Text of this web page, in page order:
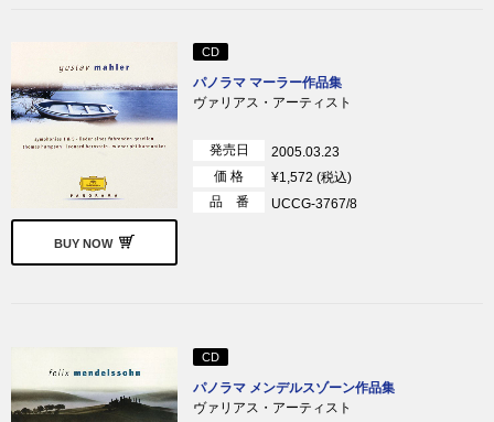
BUY NOW
CD
パノラマ マーラー作品集
ヴァリアス・アーティスト
発売日
2005.03.23
価 格
¥1,572 (税込)
品 番
UCCG-3767/8
CD
パノラマ メンデルスゾーン作品集
ヴァリアス・アーティスト